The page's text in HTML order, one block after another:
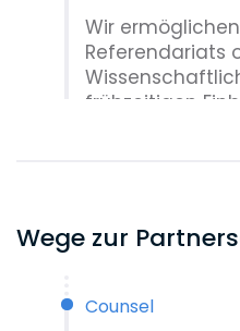
Wir
Referendariats
frühzeitigen
einer
Wege zur
Counsel